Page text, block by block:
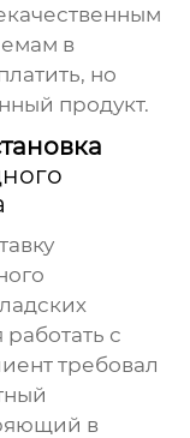
в
но
продукт.
с
требовал
в